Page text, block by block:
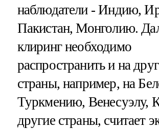
наблюдатели - Индию,
Пакистан, Монголию.
клиринг необходимо
распространить и на
страны, например, на
Туркмению, Венесуэлу,
другие страны, считает